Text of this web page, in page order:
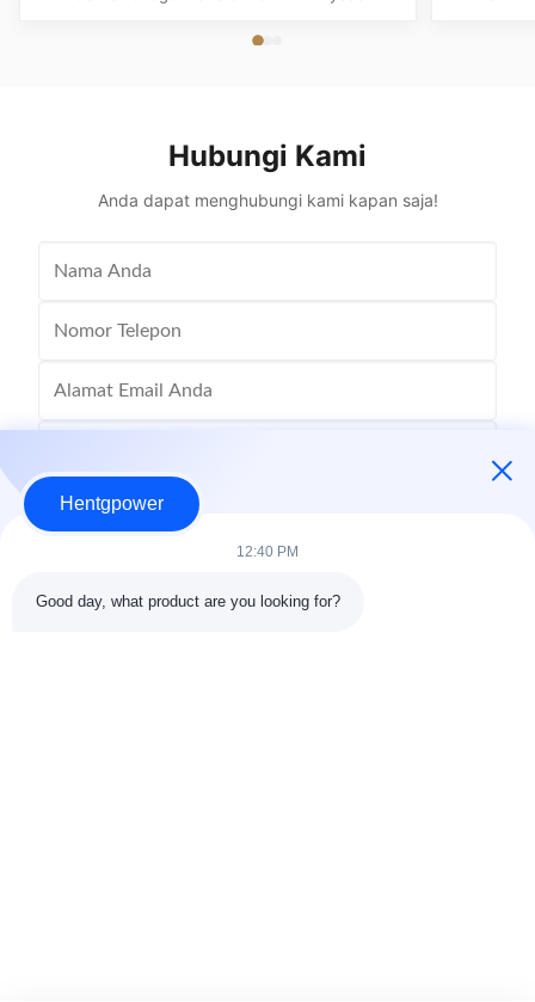
Type power transformer, distribution
Hubungi Kami
Anda dapat menghubungi kami kapan saja!
Hentgpower
12:40 PM
Good day, what product are you looking for?